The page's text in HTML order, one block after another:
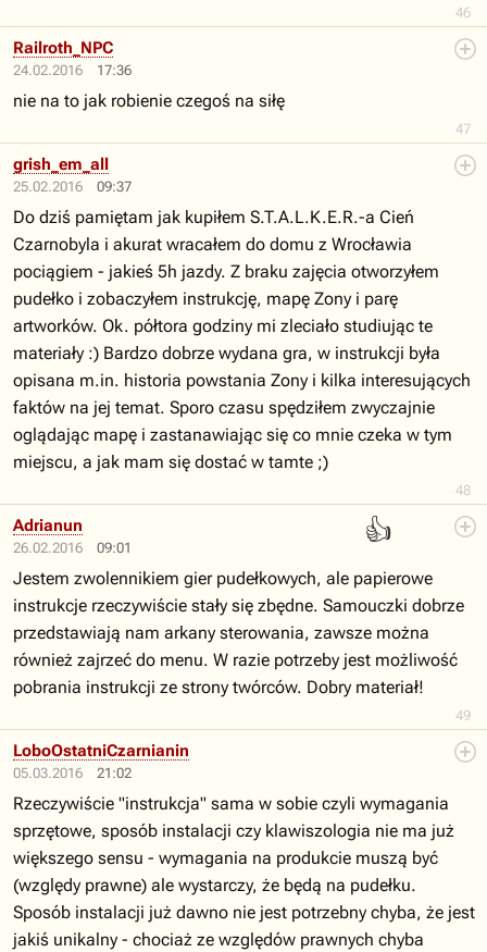
46
24.02.2016 17:36
47
Railroth_NPC
nie na to jak robienie czegoś na siłę
25.02.2016 09:37
48
grish_em_all
Do dziś pamiętam jak kupiłem S.T.A.L.K.E.R.-a Cień
Czarnobyla i akurat wracałem do domu z Wrocławia
pociągiem - jakieś 5h jazdy. Z braku zajęcia otworzyłem
pudełko i zobaczyłem instrukcję, mapę Zony i parę
artworków. Ok. półtora godziny mi zleciało studiując te
materiały :) Bardzo dobrze wydana gra, w instrukcji była
opisana m.in. historia powstania Zony i kilka interesujących
faktów na jej temat. Sporo czasu spędziłem zwyczajnie
oglądając mapę i zastanawiając się co mnie czeka w tym
miejscu, a jak mam się dostać w tamte ;)
26.02.2016 09:01
👍
49
Adrianun
Jestem zwolennikiem gier pudełkowych, ale papierowe
instrukcje rzeczywiście stały się zbędne. Samouczki dobrze
przedstawiają nam arkany sterowania, zawsze można
również zajrzeć do menu. W razie potrzeby jest możliwość
pobrania instrukcji ze strony twórców. Dobry materiał!
05.03.2016 21:02
LoboOstatniCzarnianin
Rzeczywiście "instrukcja" sama w sobie czyli wymagania
sprzętowe, sposób instalacji czy klawiszologia nie ma już
większego sensu - wymagania na produkcie muszą być
(względy prawne) ale wystarczy, że będą na pudełku.
Sposób instalacji już dawno nie jest potrzebny chyba, że jest
jakiś unikalny - chociaż ze względów prawnych chyba